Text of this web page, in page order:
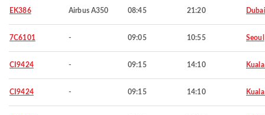
EK386 Airbus A350 08:45 21:20 Dubai
7C6101 - 09:05 10:55 Seoul
CI9424 - 09:15 14:10
CI9424 - 09:15 14:10